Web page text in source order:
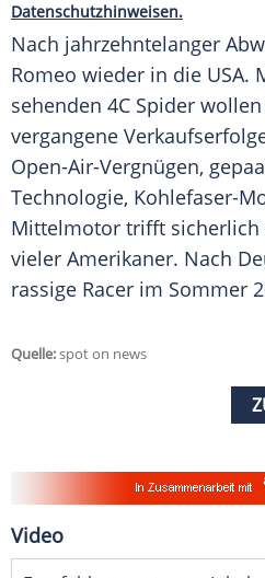
Datenschutzhinweisen.
Nach jahrzehntelanger
Romeo wieder in die USA.
sehenden 4C Spider
vergangene
Open-Air-Vergnügen,
Technologie, Kohlefaser-
Mittelmotor trifft sicherlich
vieler Amerikaner. Nach
rassige Racer im Sommer
Quelle:spot on news
Video